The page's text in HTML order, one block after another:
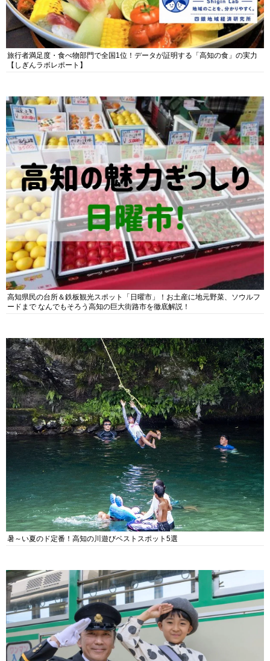
旅行者満足度・食べ物部門で全国1位！データが証明する「高知の食」の実力
【しぎんラボレポート】
高知県民の台所＆鉄板観光スポット「日曜市」！お土産に地元野菜、ソウルフ
ードまで なんでもそろう高知の巨大街路市を徹底解説！
暑～い夏のド定番！高知の川遊びベストスポット5選